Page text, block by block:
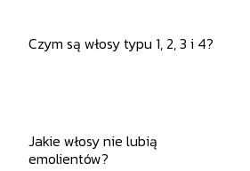
Czym są włosy typu 1, 2, 3 i 4?
Jakie włosy nie lubią
emolientów?